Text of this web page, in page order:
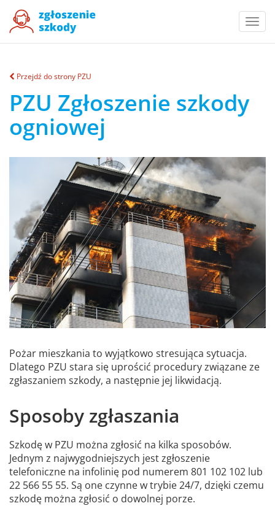
Przejdź do strony PZU
PZU Zgłoszenie szkody
ogniowej
Pożar mieszkania to wyjątkowo stresująca sytuacja.
Dlatego PZU stara się uprościć procedury związane ze
zgłaszaniem szkody, a następnie jej likwidacją.
Sposoby zgłaszania
Szkodę w PZU można zgłosić na kilka sposobów.
Jednym z najwygodniejszych jest zgłoszenie
telefoniczne na infolinię pod numerem 801 102 102 lub
22 566 55 55. Są one czynne w trybie 24/7, dzięki czemu
szkodę można zgłosić o dowolnej porze.